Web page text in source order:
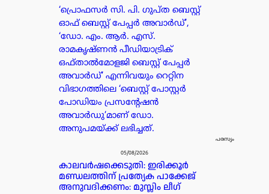
‘പ്രൊഫസർ സി. പി. ഗുപ്ത ബെസ്റ്റ്
ഓഫ് ബെസ്റ്റ് പേപ്പർ അവാർഡ്’,
‘ഡോ. എം. ആർ. എസ്.
രാമകൃഷ്ണൻ പീഡിയാട്രിക്
ഒഫ്താൽമോളജി ബെസ്റ്റ് പേപ്പർ
അവാർഡ്’ എന്നിവയും റെറ്റിന
വിഭാഗത്തിലെ ‘ബെസ്റ്റ് പോസ്റ്റർ
പോഡിയം പ്രസന്റേഷൻ
അവാർഡു’മാണ് ഡോ.
അനുപമയ്ക്ക് ലഭിച്ചത്.
പരസ്യം
05/08/2026
കാലവർഷക്കെടുതി: ഇരിക്കൂർ
മണ്ഡലത്തിന് പ്രത്യേക പാക്കേജ്
അനുവദിക്കണം: മുസ്ലിം ലീഗ്